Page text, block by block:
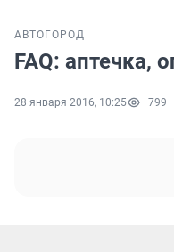
АВТО ГОРОД
FAQ: аптечка,
28 января 2016, 10:25 799